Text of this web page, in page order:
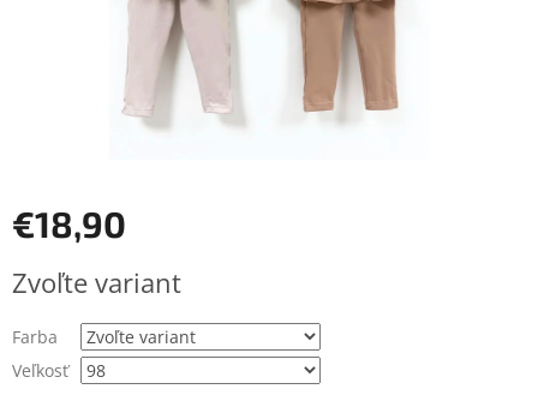
€18,90
cena:
Zvoľte variant
Farba
Veľkosť